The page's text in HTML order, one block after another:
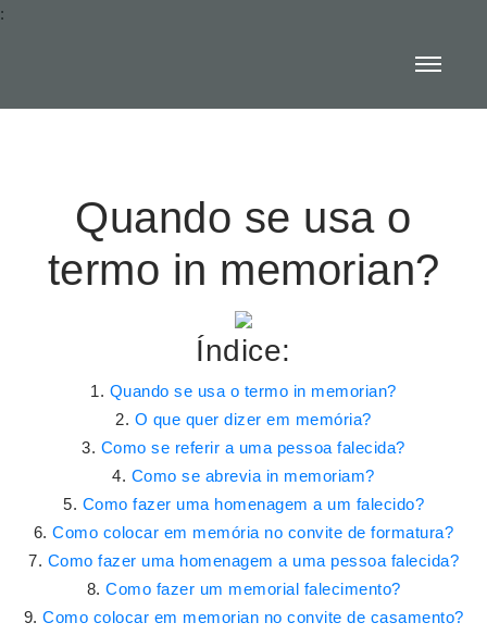
:
Quando se usa o
termo in memorian?
Índice:
Quando se usa o termo in memorian?
O que quer dizer em memória?
Como se referir a uma pessoa falecida?
Como se abrevia in memoriam?
Como fazer uma homenagem a um falecido?
Como colocar em memória no convite de formatura?
Como fazer uma homenagem a uma pessoa falecida?
Como fazer um memorial falecimento?
Como colocar em memorian no convite de casamento?